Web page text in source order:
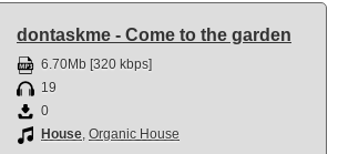
dontaskme - Come to the garden
6.70Mb [320 kbps]
19
0
House, Organic House